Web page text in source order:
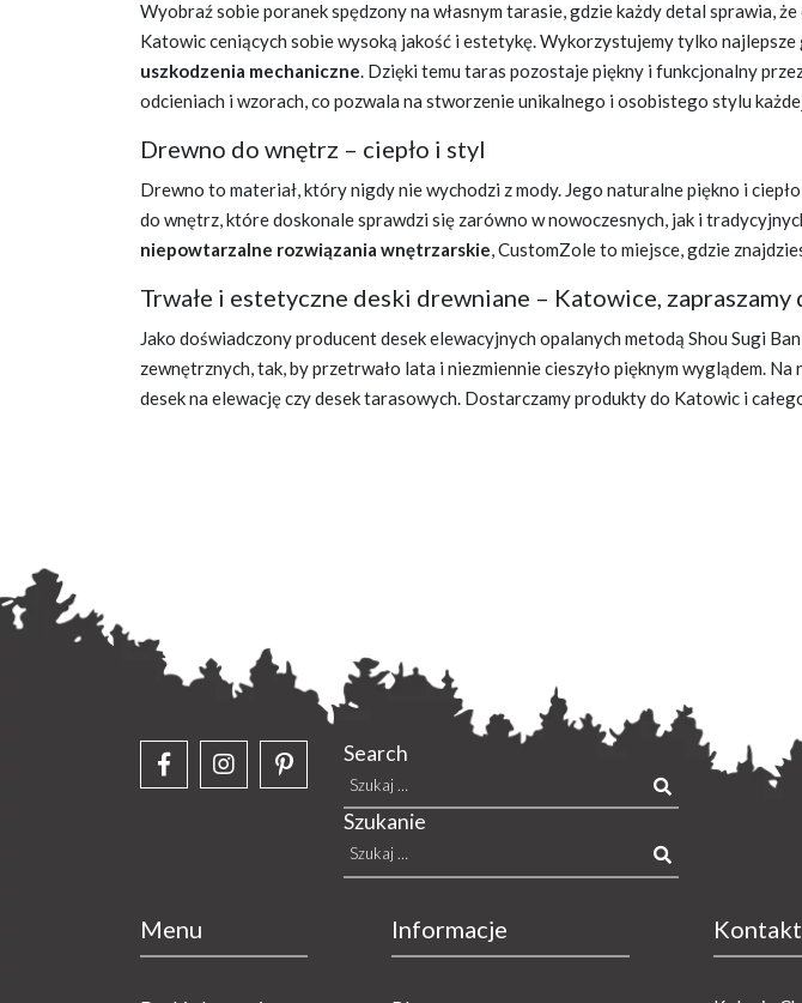
Wyobraź sobie poranek spędzony na własnym tarasie, gdzie każdy detal sprawia,
Katowic ceniących sobie wysoką jakość i estetykę. Wykorzystujemy tylko najlepsze
uszkodzenia mechaniczne. Dzięki temu taras pozostaje piękny i funkcjonalny
odcieniach i wzorach, co pozwala na stworzenie unikalnego i osobistego stylu
Drewno do wnętrz – ciepło i styl
Drewno to materiał, który nigdy nie wychodzi z mody. Jego naturalne piękno i
do wnętrz, które doskonale sprawdzi się zarówno w nowoczesnych, jak i
niepowtarzalne rozwiązania wnętrzarskie, CustomZole to miejsce, gdzie
Trwałe i estetyczne deski drewniane – Katowice, zapraszamy
Jako doświadczonyproducent desek elewacyjnych opalanych metodą Shou Sugi Ban
zewnętrznych, tak, by przetrwało lata i niezmiennie cieszyło pięknym wyglądem.
desek na elewację czy desek tarasowych. Dostarczamy produkty do Katowic i
Search
Szukanie
Menu Informacje Kontakt